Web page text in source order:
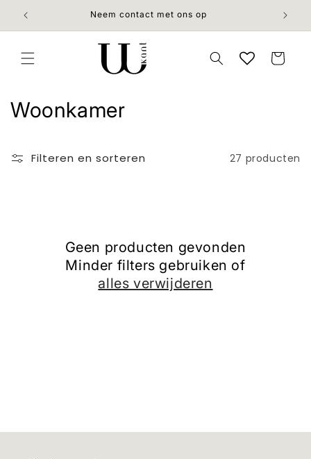
naar de
content
Neem contact met ons op
Winkelwagen
C
l
Woonkamer
Filteren en sorteren 27 producten
Geen producten gevonden
Minder filters gebruiken of
alles verwijderen